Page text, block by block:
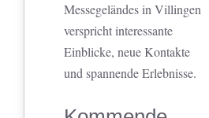
Messegeländes in Villingen
verspricht interessante
Einblicke, neue Kontakte
und spannende Erlebnisse.